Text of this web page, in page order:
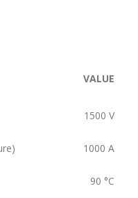
VALUE
1500 V
1000 A
90 °C